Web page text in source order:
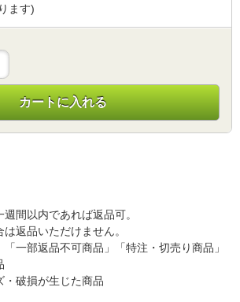
ます)
カートに入れる
間以内であれば返品可。
返品いただけません。
「一部返品不可商品」「特注・切売り商品」
・破損が生じた商品